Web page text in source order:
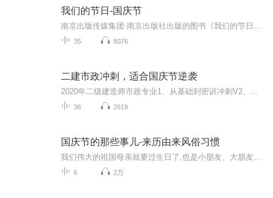
我们的节日-国庆节
35 8076
二建市政冲刺，适合国庆节逆袭
36 2619
国庆节的那些事儿-来历由来风俗习惯
6 2万